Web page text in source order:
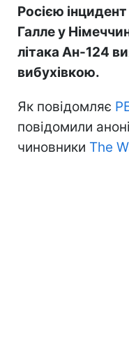
Росією
Галле у
літака Ан-124
вибухівкою.
Як повідомляє
повідомили
чиновники The